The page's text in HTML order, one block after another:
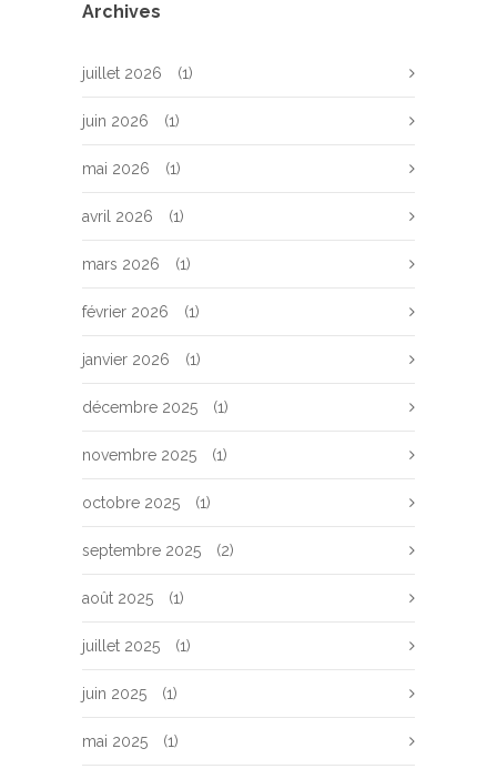
Archives
juillet 2026 (1)
juin 2026 (1)
mai 2026 (1)
avril 2026 (1)
mars 2026 (1)
février 2026 (1)
janvier 2026 (1)
décembre 2025 (1)
novembre 2025 (1)
octobre 2025 (1)
septembre 2025 (2)
août 2025 (1)
juillet 2025 (1)
juin 2025 (1)
mai 2025 (1)